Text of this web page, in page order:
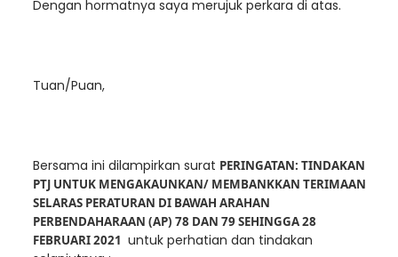
Dengan hormatnya saya merujuk perkara di atas.
Tuan/Puan,
Bersama ini dilampirkan surat PERINGATAN: TINDAKAN
PTJ UNTUK MENGAKAUNKAN/ MEMBANKKAN TERIMAAN
SELARAS PERATURAN DI BAWAH ARAHAN
PERBENDAHARAAN (AP) 78 DAN 79 SEHINGGA 28
FEBRUARI 2021 untuk perhatian dan tindakan